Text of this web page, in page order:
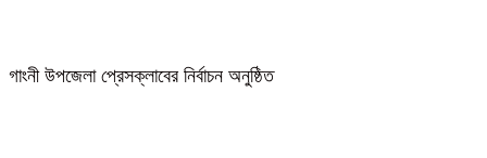
গাংনী উপজেলা প্রেসক্লাবের নির্বাচন অনুষ্ঠিত